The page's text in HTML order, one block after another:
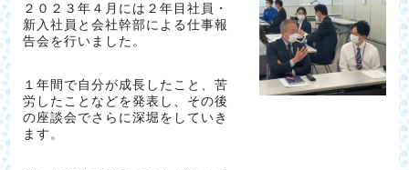
２０２３年４月には２年目社員・
新入社員と会社幹部による仕事報
告会を行いました。
１年間で自分が成長したこと、苦
労したことなどを発表し、その後
の座談会でさらに深堀をしていき
ます。